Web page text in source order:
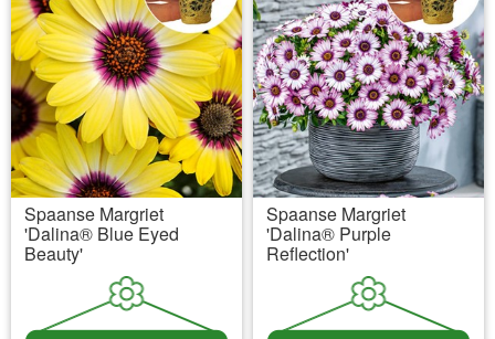
Spaanse Margriet
'Dalina® Blue Eyed
Beauty'
Spaanse Margriet
'Dalina® Purple
Reflection'